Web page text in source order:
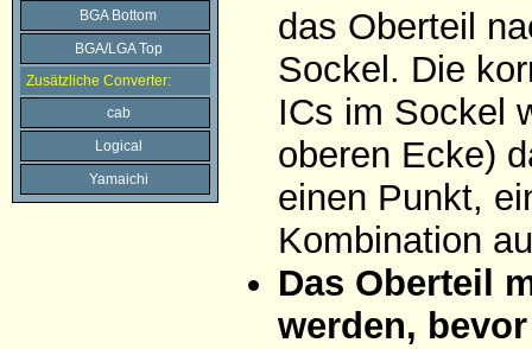
BGA Bottom
BGA/LGA Top
Zusätzliche Converter:
cab
Logical
Yamaichi
das Oberteil
Sockel. Die
ICs im Sockel
oberen Ecke)
einen Punkt,
Kombination
Das Oberteil
werden,